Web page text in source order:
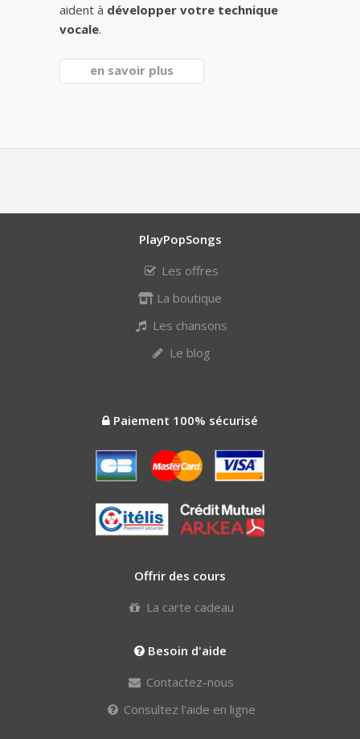
aident à développer votre technique
vocale.
en savoir plus
PlayPopSongs
Les offres
La boutique
Les chansons
Le blog
Paiement 100% sécurisé
Offrir des cours
La carte cadeau
Besoin d'aide
Contactez-nous
Consultez l'aide en ligne